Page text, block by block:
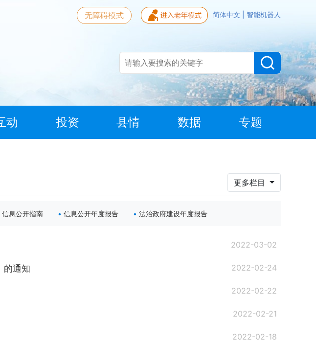
简体中文 智能机器人
无障碍模式
动 投资 县情 数据 专题
更多栏目
信息公开指南 信息公开年度报告 法治政府建设年度报告
2022-03-02
的通知 2022-02-24
2022-02-22
2022-02-21
2022-02-18